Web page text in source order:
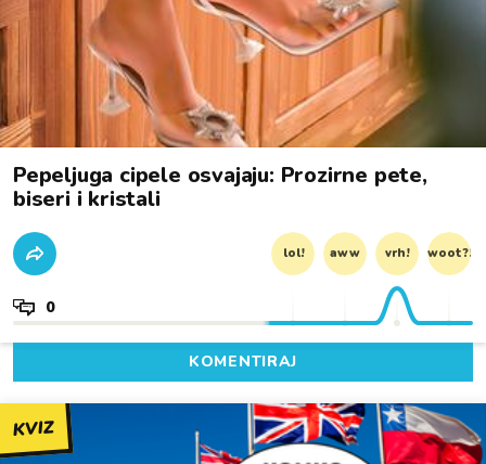
Pepeljuga cipele osvajaju: Prozirne pete,
biseri i kristali
lol! aww vrh! woot?!
0
KOMENTIRAJ
KVIZ